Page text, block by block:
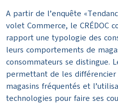
A partir de l’enquête
volet Commerce, le CRÉDOC
rapport une typologie des
leurs comportements de
consommateurs se distingue.
permettant de les
magasins fréquentés et
technologies pour faire ses